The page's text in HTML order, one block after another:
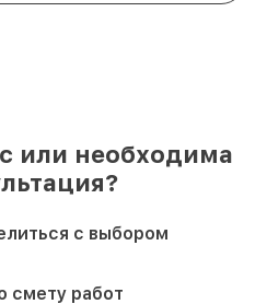
или необходима
с выбором
смету работ